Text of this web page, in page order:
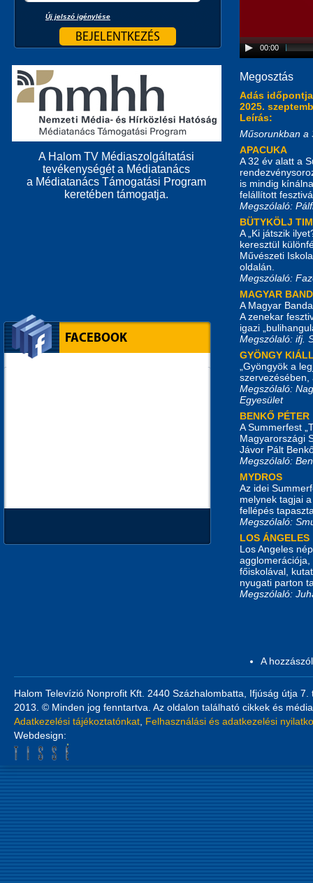
00:00
Megosztás
Adás
2025.
Leírás:
Műsorunkban a
APACUKA
A 32 év alatt a
is mindig
felállított
Megszólaló:
BÜTYKÖLJ
A „Ki játszik
keresztül
Művészeti
oldalán.
Megszólaló:
MAGYAR
A Magyar
A zenekar
igazi
Megszólaló: ifj.
GYÖNGY
„Gyöngyök a
szervezésében,
Megszólaló:
Egyesület
BENKŐ PÉTER
A Summerfest
Magyarországi
Jávor Pált
Megszólaló:
MYDROS
Az idei
melynek tagjai
fellépés
Megszólaló:
LOS ÁNGELES
Los Angeles
főiskolával,
nyugati parton
Megszólaló:
A
Új jelszó igénylése
A Halom TV Médiaszolgáltatási
tevékenységét a Médiatanács
a Médiatanács Támogatási Program
keretében támogatja.
FACEBOOK
Halom Televízió Nonprofit Kft. 2440 Százhalombatta, Ifjúság útja
2013. © Minden jog fenntartva. Az oldalon található cikkek és
Adatkezelési tájékoztatónkat Felhasználási és adatkezelési
Webdesign: